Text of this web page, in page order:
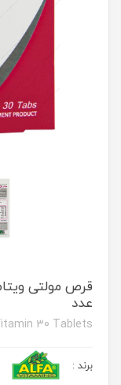
عدد
30 Tablets
برند :